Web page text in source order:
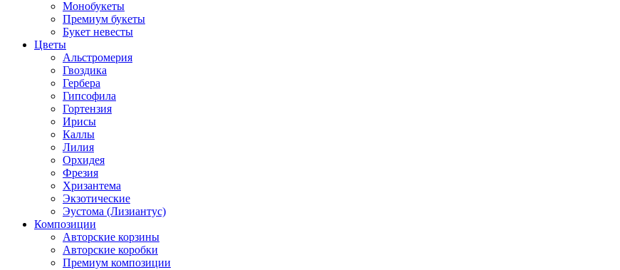
Монобукеты
Премиум букеты
Букет невесты
Цветы
Альстромерия
Гвоздика
Гербера
Гипсофила
Гортензия
Ирисы
Каллы
Лилия
Орхидея
Фрезия
Хризантема
Экзотические
Эустома (Лизиантус)
Композиции
Авторские корзины
Авторские коробки
Премиум композиции